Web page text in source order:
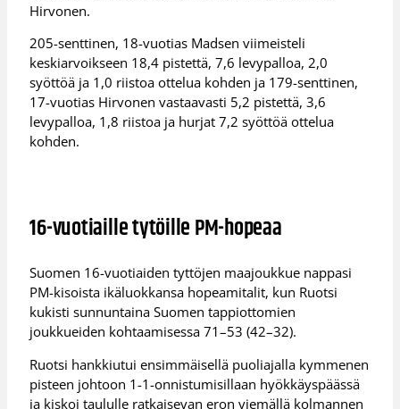
Hirvonen.
205-senttinen, 18-vuotias Madsen viimeisteli
keskiarvoikseen 18,4 pistettä, 7,6 levypalloa, 2,0
syöttöä ja 1,0 riistoa ottelua kohden ja 179-senttinen,
17-vuotias Hirvonen vastaavasti 5,2 pistettä, 3,6
levypalloa, 1,8 riistoa ja hurjat 7,2 syöttöä ottelua
kohden.
16-vuotiaille tytöille PM-hopeaa
Suomen 16-vuotiaiden tyttöjen maajoukkue nappasi
PM-kisoista ikäluokkansa hopeamitalit, kun Ruotsi
kukisti sunnuntaina Suomen tappiottomien
joukkueiden kohtaamisessa 71–53 (42–32).
Ruotsi hankkiutui ensimmäisellä puoliajalla kymmenen
pisteen johtoon 1-1-onnistumisillaan hyökkäyspäässä
ja kiskoi taululle ratkaisevan eron viemällä kolmannen